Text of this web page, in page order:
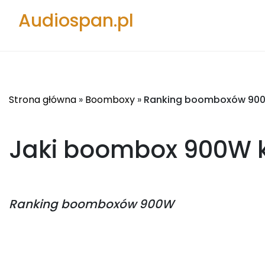
Audiospan.pl
Strona główna » Boomboxy » Ranking boomboxów
Jaki boombox 900W
Rankingboomboxów 900W